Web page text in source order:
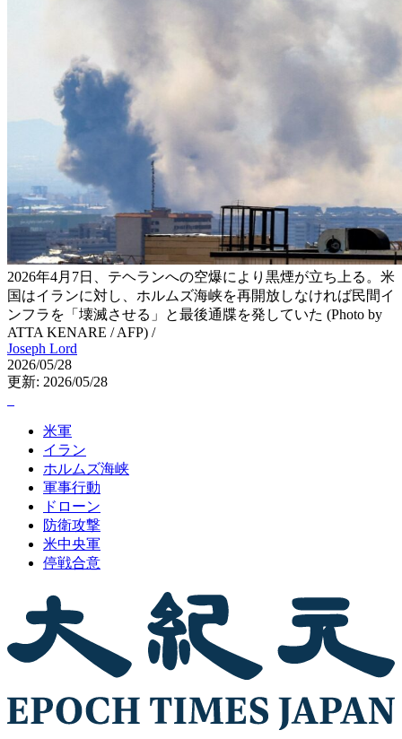
2026年4月7日、テヘランへの空爆により黒煙が立ち上る。米
国はイランに対し、ホルムズ海峡を再開放しなければ民間イ
ンフラを「壊滅させる」と最後通牒を発していた (Photo by
ATTA KENARE / AFP) /
Joseph Lord
2026/05/28
更新: 2026/05/28
米軍
イラン
ホルムズ海峡
軍事行動
ドローン
防衛攻撃
米中央軍
停戦合意